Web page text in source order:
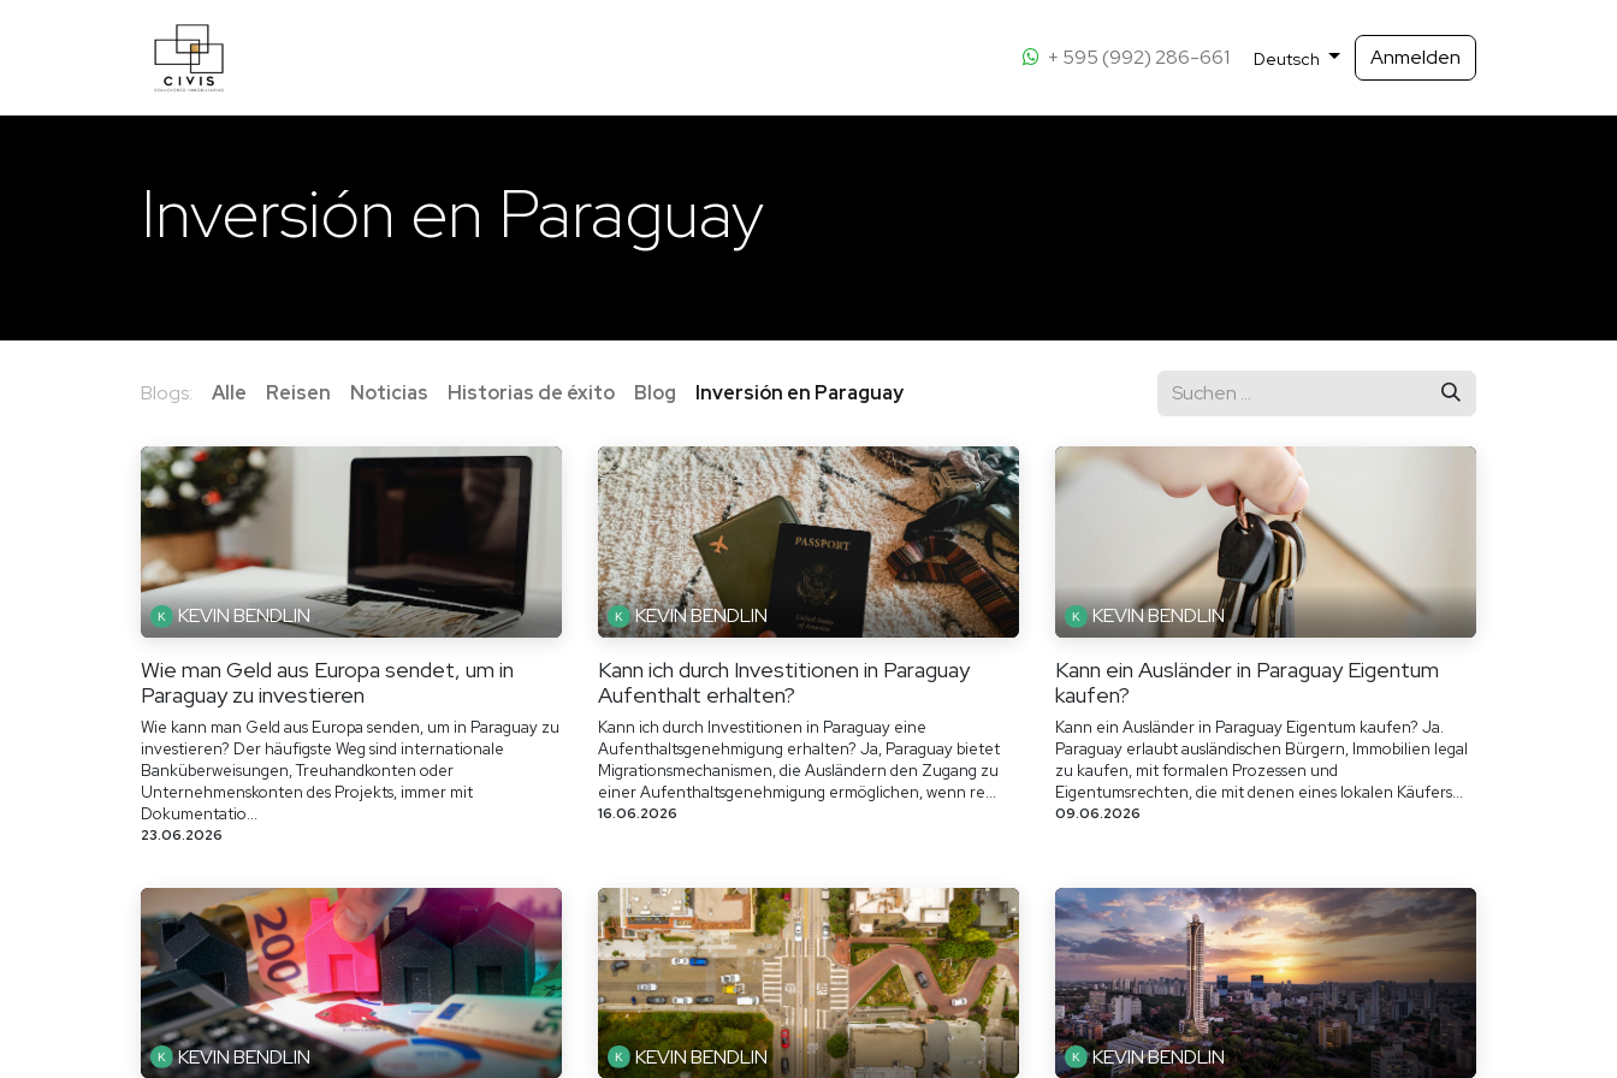
+ 595 (992) 286-661 Deutsch Anmelden
Inversión en Paraguay
Blogs: Alle Reisen Noticias Historias de éxito Blog Inversión en Paraguay
KEVIN BENDLIN
Wie man Geld aus Europa sendet, um in
Paraguay zu investieren
Wie kann man Geld aus Europa senden, um in Paraguay zu
investieren? Der häufigste Weg sind internationale
Banküberweisungen, Treuhandkonten oder
Unternehmenskonten des Projekts, immer mit
Dokumentatio...
23.06.2026
KEVIN BENDLIN
Kann ich durch Investitionen in Paraguay
Aufenthalt erhalten?
Kann ich durch Investitionen in Paraguay eine
Aufenthaltsgenehmigung erhalten? Ja, Paraguay bietet
Migrationsmechanismen, die Ausländern den Zugang zu
einer Aufenthaltsgenehmigung ermöglichen, wenn re...
16.06.2026
KEVIN BENDLIN
Kann ein Ausländer in Paraguay Eigentum
kaufen?
Kann ein Ausländer in Paraguay Eigentum kaufen? Ja.
Paraguay erlaubt ausländischen Bürgern, Immobilien legal
zu kaufen, mit formalen Prozessen und
Eigentumsrechten, die mit denen eines lokalen Käufers...
09.06.2026
KEVIN BENDLIN KEVIN BENDLIN KEVIN BENDLIN